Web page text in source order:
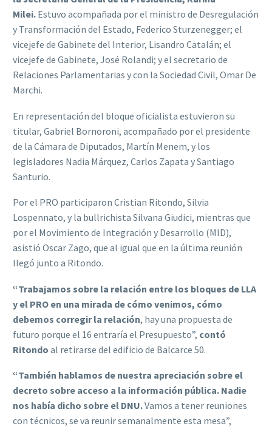
Milei. Estuvo acompañada por el ministro de Desregulación
y Transformación del Estado, Federico Sturzenegger; el
vicejefe de Gabinete del Interior, Lisandro Catalán; el
vicejefe de Gabinete, José Rolandi; y el secretario de
Relaciones Parlamentarias y con la Sociedad Civil, Omar De
Marchi.
En representación del bloque oficialista estuvieron su
titular, Gabriel Bornoroni, acompañado por el presidente
de la Cámara de Diputados, Martín Menem, y los
legisladores Nadia Márquez, Carlos Zapata y Santiago
Santurio.
Por el PRO participaron Cristian Ritondo, Silvia
Lospennato, y la bullrichista Silvana Giudici, mientras que
por el Movimiento de Integración y Desarrollo (MID),
asistió Oscar Zago, que al igual que en la última reunión
llegó junto a Ritondo.
“Trabajamos sobre la relación entre los bloques de LLA
y el PRO en una mirada de cómo venimos, cómo
debemos corregir la relación, hay una propuesta de
futuro porque el 16 entraría el Presupuesto”, contó
Ritondo al retirarse del edificio de Balcarce 50.
“También hablamos de nuestra apreciación sobre el
decreto sobre acceso a la información pública. Nadie
nos había dicho sobre el DNU.Vamos a tener reuniones
con técnicos, se va reunir semanalmente esta mesa”,